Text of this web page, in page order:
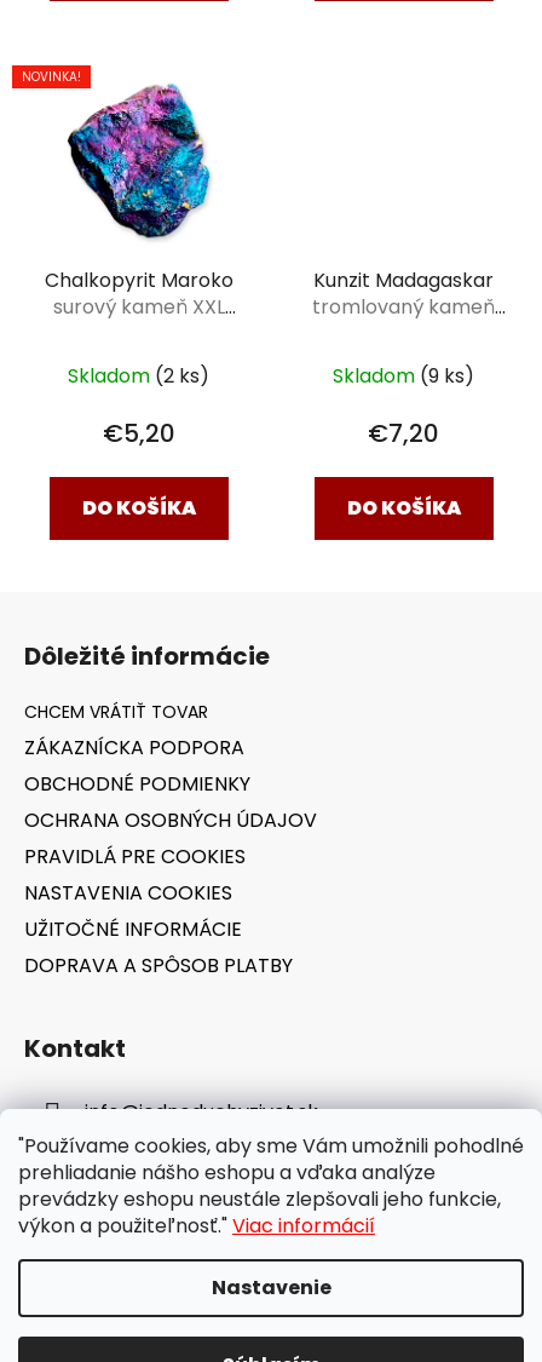
"Používame cookies, aby sme Vám umožnili pohodlné
prehliadanie nášho eshopu a vďaka analýze
prevádzky eshopu neustále zlepšovali jeho funkcie,
výkon a použiteľnosť."Viac informácií
Nastavenie
NOVINKA!
Chalkopyrit Maroko
surový kameň XXL
Skladom (2 ks)
€5,20
DO KOŠÍKA
Kunzit Madagaskar
tromlovaný kameň
Skladom (9 ks)
€7,20
DO KOŠÍKA
Dôležité informácie
ZÁKAZNÍCKA PODPORA
OBCHODNÉ PODMIENKY
OCHRANA OSOBNÝCH ÚDAJOV
PRAVIDLÁ PRE COOKIES
NASTAVENIA COOKIES
UŽITOČNÉ INFORMÁCIE
DOPRAVA A SPÔSOB PLATBY
Kontakt
info@jednoduchyzivot.sk
E-shop: 0948 647 767
Vytvoril Shoptet